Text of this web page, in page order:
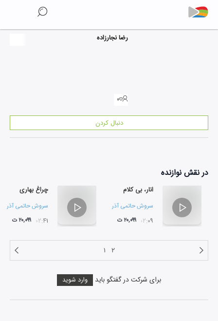
رضا نجارزاده
۰
دنبال کردن
در نقشنوازنده
انار، بی کلام
سروش حاتمی آذر گروه موسیقی زنبورک
۰۲:۰۹ ۲۰,۰۹۹ ت
چراغ بهاری
سروش حاتمی آذر
۰۲:۴۱ ۲۰,۰۹۹ ت
۱ ۲
برای شرکت در گفتگو باید وارد شوید